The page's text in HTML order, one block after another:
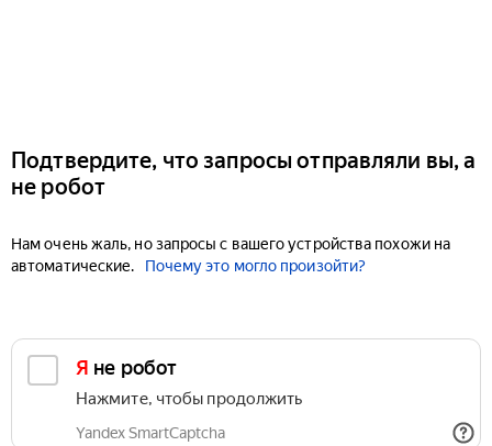
Подтвердите, что запросы отправляли вы, а
не робот
Нам очень жаль, но запросы с вашего устройства похожи на
автоматические.
Почему это могло произойти?
Я не робот
Нажмите, чтобы продолжить
Yandex SmartCaptcha